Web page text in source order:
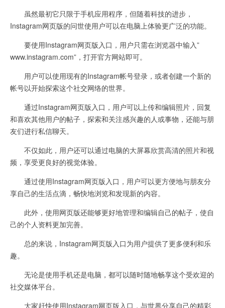
虽然最初它只限于手机应用程序，但随着科技的进步，
Instagram网页版的问世使用户可以在电脑上体验更广泛的功能。
要使用Instagram网页版入口，用户只需在浏览器中输入”
www.instagram.com”，打开官方网站即可。
用户可以使用现有的Instagram帐号登录，或者创建一个新的
帐号以开始探索这个社交网络的世界。
通过Instagram网页版入口，用户可以上传和编辑照片，回复
和喜欢其他用户的帖子，探索和关注感兴趣的人或事物，还能与朋
友们进行私信聊天。
不仅如此，用户还可以通过电脑的大屏幕欣赏高清的照片和视
频，享受更良好的视觉体验。
通过使用Instagram网页版入口，用户可以更方便地与朋友分
享自己的生活点滴，畅快地浏览和发现新的内容。
此外，使用网页版还能够更好地管理和编辑自己的帖子，使自
己的个人资料更加完善。
总的来说，Instagram网页版入口为用户提供了更多便利和乐
趣。
无论是使用手机还是电脑，都可以随时随地畅享这个受欢迎的
社交媒体平台。
大家赶快使用Instagram网页版入口，与世界分享自己的精彩